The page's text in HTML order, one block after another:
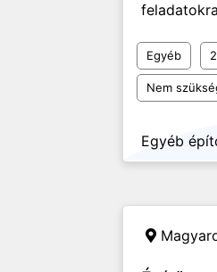
Egyéb
Nem
Egyéb